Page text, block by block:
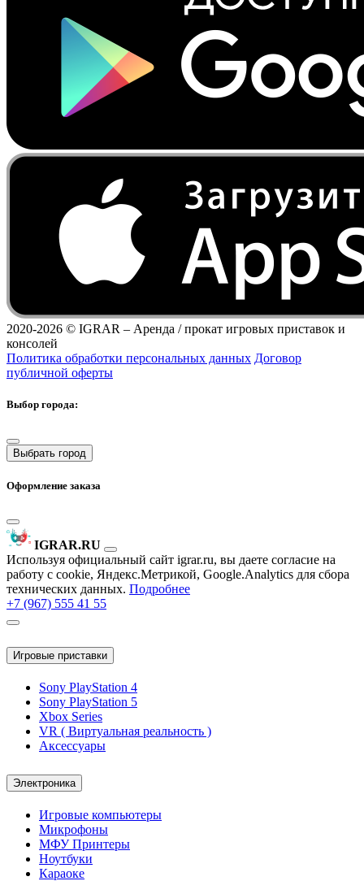
2020-2026 © IGRAR – Аренда / прокат игровых приставок и
консолей
Политика обработки персональных данных Договор
публичной оферты
Выбор города:
Выбрать город
Оформление заказа
IGRAR.RU
Используя официальный сайт igrar.ru, вы даете согласие на
работу с cookie, Яндекс.Метрикой, Google.Analytics для сбора
технических данных. Подробнее
+7 (967) 555 41 55
Игровые приставки
Sony PlayStation 4
Sony PlayStation 5
Xbox Series
VR ( Виртуальная реальность )
Аксессуары
Электроника
Игровые компьютеры
Микрофоны
МФУ Принтеры
Ноутбуки
Караоке